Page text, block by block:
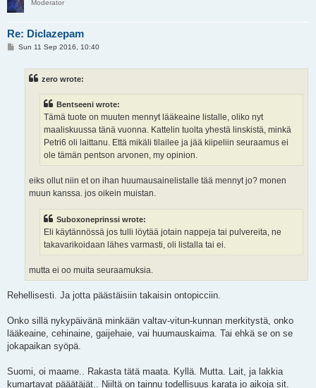
Moderator
Re: Diclazepam
PSun 11 Sep 2016, 10:40
zero wrote:
Bentseeni wrote:
Tämä tuote on muuten mennyt lääkeaine listalle, oliko nyt
maaliskuussa tänä vuonna. Kattelin tuolta yhestä linskistä, minkä
Petri6 oli laittanu. Että mikäli tilailee ja jää kiipeliin seuraamus ei
ole tämän pentson arvonen, my opinion.
eiks ollut niin et on ihan huumausainelistalle tää mennyt jo? monen
muun kanssa. jos oikein muistan.
Suboxoneprinssi wrote:
Eli käytännössä jos tulli löytää jotain nappeja tai pulvereita, ne
takavarikoidaan lähes varmasti, oli listalla tai ei.
mutta ei oo muita seuraamuksia.
Rehellisesti. Ja jotta päästäisiin takaisin ontopicciin.
Onko sillä nykypäivänä minkään valtav-vitun-kunnan merkitystä, onko
lääkeaine, cehinaine, gaijehaie, vai huumauskaima. Tai ehkä se on se
jokapaikan syöpä.
Suomi, oi maame.. Rakasta tätä maata. Kyllä. Mutta. Lait, ja lakkia
kumartavat pääätäjät.. Niiltä on tainnu todellisuus karata jo aikoja sit.